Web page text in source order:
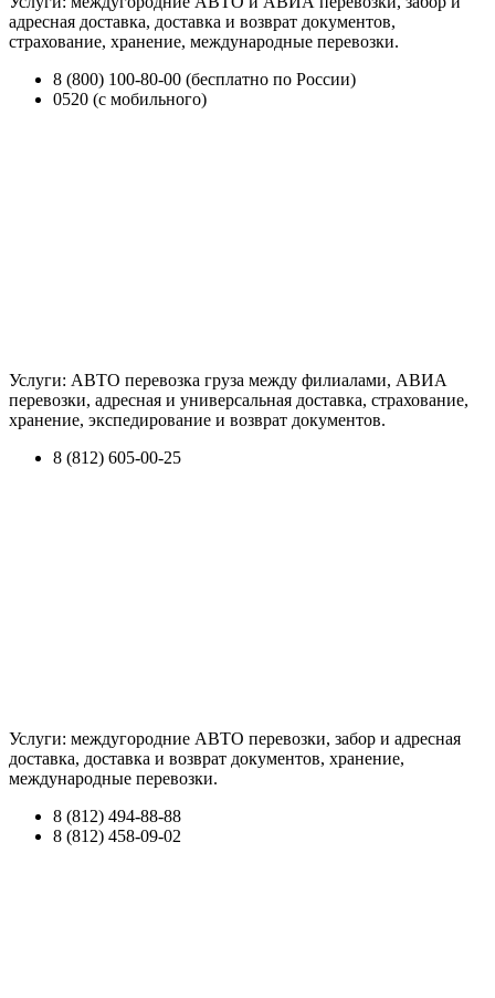
адресная доставка, доставка и возврат документов,
страхование, хранение, международные перевозки.
8 (800) 100-80-00 (бесплатно по России)
0520 (с мобильного)
Услуги: АВТО перевозка груза между филиалами, АВИА
перевозки, адресная и универсальная доставка, страхование,
хранение, экспедирование и возврат документов.
8 (812) 605-00-25
Услуги: междугородние АВТО перевозки, забор и адресная
доставка, доставка и возврат документов, хранение,
международные перевозки.
8 (812) 494-88-88
8 (812) 458-09-02